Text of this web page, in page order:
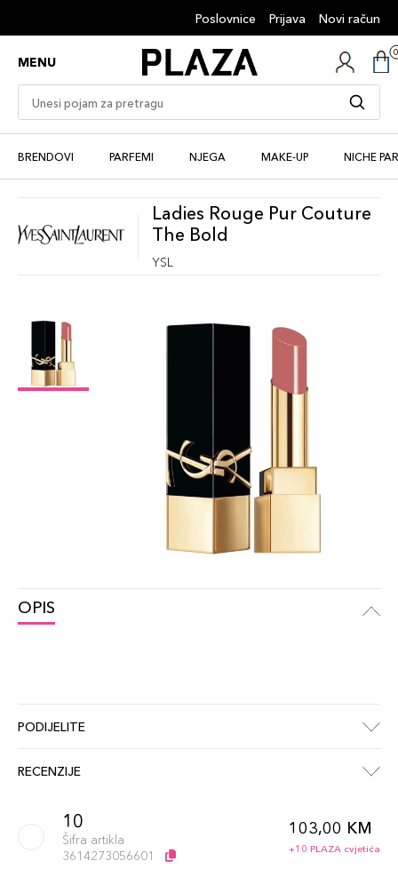
Poslovnice Prijava Novi račun
MENU
BRENDOVI PARFEMI NJEGA MAKE-UP NICHE
Ladies Rouge Pur Couture
The Bold
YSL
OPIS
PODIJELITE
RECENZIJE
10
Šifra artikla
3614273056601
103,00 KM
+10 PLAZA cvjetića